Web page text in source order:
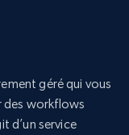
géré qui vous
des workflows
d’un service